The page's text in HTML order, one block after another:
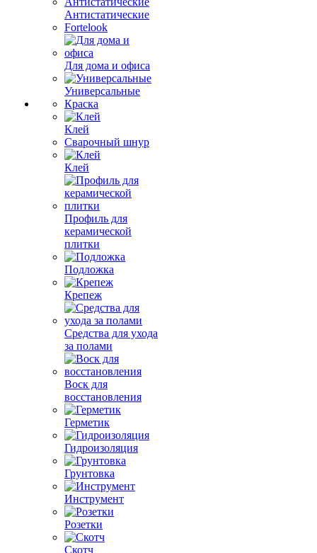
Антистатические
Fortelook
Для дома и офиса
Универсальные
Краска
Клей
Сварочный шнур
Клей
Профиль для
керамической
плитки
Подложка
Крепеж
Средства для ухода
за полами
Воск для
восстановления
Герметик
Гидроизоляция
Грунтовка
Инструмент
Розетки
Скотч